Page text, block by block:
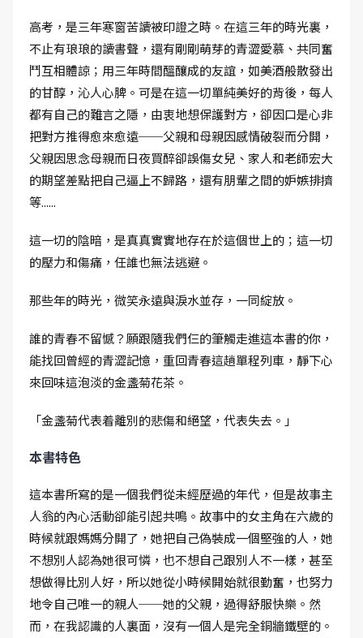
高考，是三年寒窗苦讀被印證之時。在這三年的時光裏，
不止有琅琅的讀書聲，還有剛剛萌芽的青澀愛慕、共同奮
鬥互相體諒；用三年時間醞釀成的友誼，如美酒般散發出
的甘醇，沁人心脾。可是在這一切單純美好的背後，每人
都有自己的難言之隱，由衷地想保護對方，卻因口是心非
把對方推得愈來愈遠──父親和母親因感情破裂而分開，
父親因思念母親而日夜買醉卻誤傷女兒、家人和老師宏大
的期望差點把自己逼上不歸路，還有朋輩之間的妒嫉排擠
等......
這一切的陰暗，是真真實實地存在於這個世上的；這一切
的壓力和傷痛，任誰也無法逃避。
那些年的時光，微笑永遠與淚水並存，一同綻放。
誰的青春不留憾？願跟隨我們仨的筆觸走進這本書的你，
能找回曾經的青澀記憶，重回青春這趟單程列車，靜下心
來回味這泡淡的金盞菊花茶。
「金盞菊代表着離別的悲傷和絕望，代表失去。」
本書特色
這本書所寫的是一個我們從未經歷過的年代，但是故事主
人翁的內心活動卻能引起共鳴。故事中的女主角在六歲的
時候就跟媽媽分開了，她把自己偽裝成一個堅強的人，她
不想別人認為她很可憐，也不想自己跟別人不一樣，甚至
想做得比別人好，所以她從小時候開始就很勤奮，也努力
地令自己唯一的親人──她的父親，過得舒服快樂。然
而，在我認識的人裏面，沒有一個人是完全銅牆鐵壁的。